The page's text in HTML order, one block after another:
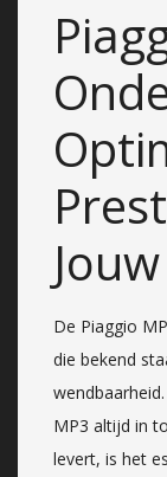
De Piaggio
die bekend
MP3 altijd in
levert, is het